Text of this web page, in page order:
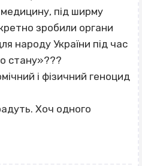
під ширму
зробили органи
народу України під час
стану»???
і фізичний геноцид
Хоч одного